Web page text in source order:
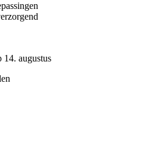
augustus